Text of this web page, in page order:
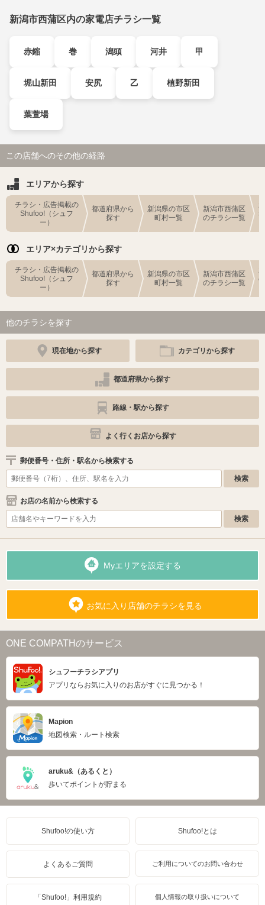
新潟市西蒲区内の家電店チラシ一覧
赤鏥 巻 潟頭 河井 甲
堀山新田 安尻 乙 植野新田
葉萱場
この店舗へのその他の経路
エリアから探す
チラシ・広告掲載の
Shufoo!（シュフ
ー）
都道府県から
探す
新潟県の市区
町村一覧
新潟市西蒲区
のチラシ一覧
エリア×カテゴリから探す
チラシ・広告掲載の
Shufoo!（シュフ
ー）
都道府県から
探す
新潟県の市区
町村一覧
新潟市西蒲区
のチラシ一覧
他のチラシを探す
現在地から探す カテゴリから探す
都道府県から探す
路線・駅から探す
よく行くお店から探す
郵便番号・住所・駅名から検索する
お店の名前から検索する
Myエリアを設定する
お気に入り店舗のチラシを見る
ONE COMPATHのサービス
シュフーチラシアプリ
アプリならお気に入りのお店がすぐに見つかる！
Mapion
地図検索・ルート検索
aruku&（あるくと）
歩いてポイントが貯まる
Shufoo!の使い方 Shufoo!とは
よくあるご質問 ご利用についてのお問い合わせ
「Shufoo!」利用規約 個人情報の取り扱いについて